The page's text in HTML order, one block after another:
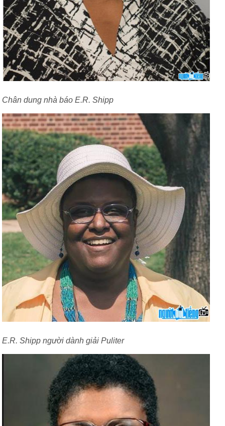
Chân dung nhà báo E.R. Shipp
E.R. Shipp người dành giải Puliter